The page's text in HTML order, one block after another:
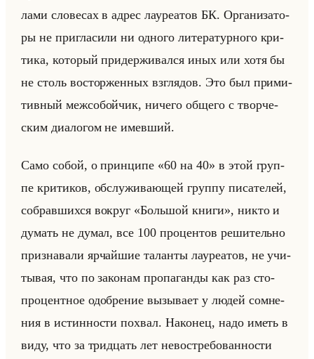
ла­ми сло­ве­сах в адрес ла­уре­атов БК. Ор­га­ни­за­то­
ры не при­гла­си­ли ни од­но­го ли­те­ра­тур­но­го кри­
ти­ка, ко­то­рый при­дер­жи­вал­ся иных или хотя бы
не столь вос­тор­жен­ных взгля­дов. Это был при­ми­
тив­ный меж­со­бойчик, ни­че­го об­ще­го с твор­че­
ским диа­ло­гом не имев­ший.
Само собой, о прин­ци­пе «60 на 40» в этой груп­
пе кри­ти­ков, об­слу­жи­ва­ющей груп­пу пи­са­те­лей,
со­брав­ших­ся во­круг «Большой книги», никто и
ду­мать не думал, все 100 про­цен­тов ре­ши­тельно
при­зна­ва­ли яр­чайшие та­лан­ты ла­уре­атов, не учи­
ты­вая, что по за­ко­нам про­па­ган­ды как раз сто­
про­цент­ное одоб­ре­ние вы­зы­ва­ет у людей со­мне­
ния в ис­тин­но­сти по­хвал. На­ко­нец, надо иметь в
виду, что за трид­цать лет невос­тре­бо­ван­но­сти